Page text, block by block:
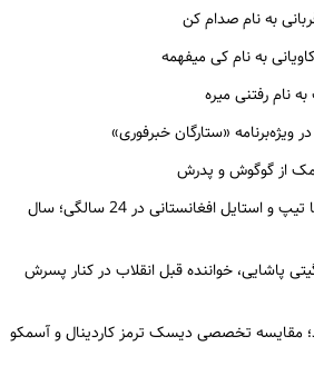
به نام صدام کن
به نام کی میفهمه
نام رفتنی میره
«ستارگان خبرفوری»
از گوگوش و پدرش
سفر به گذشته؛ گوگوش با تیپ و استایل افغانستانی در 24 سالگی؛ سال
پاشایی، خواننده قبل انقلاب در کنار پسرش
مقایسه تخصصی دیسک ترمز کاردینال و آسمکو